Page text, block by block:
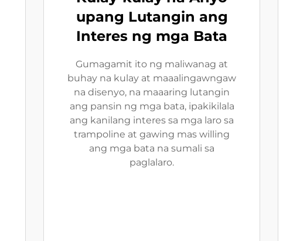
upang Lutangin ang
Interes ng mga Bata
Gumagamit ito ng maliwanag at
buhay na kulay at maaalingawngaw
na disenyo, na maaaring lutangin
ang pansin ng mga bata, ipakikilala
ang kanilang interes sa mga laro sa
trampoline at gawing mas willing
ang mga bata na sumali sa
paglalaro.